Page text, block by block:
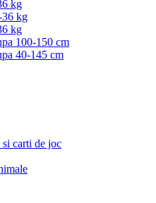
kg
36 kg
kg
100-150 cm
40-145 cm
si carti de joc